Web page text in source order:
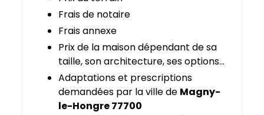
Frais de notaire
Frais annexe
Prix de la maison dépendant de sa
taille, son architecture, ses options…
Adaptations et prescriptions
demandées par la ville de Magny-
le-Hongre 77700